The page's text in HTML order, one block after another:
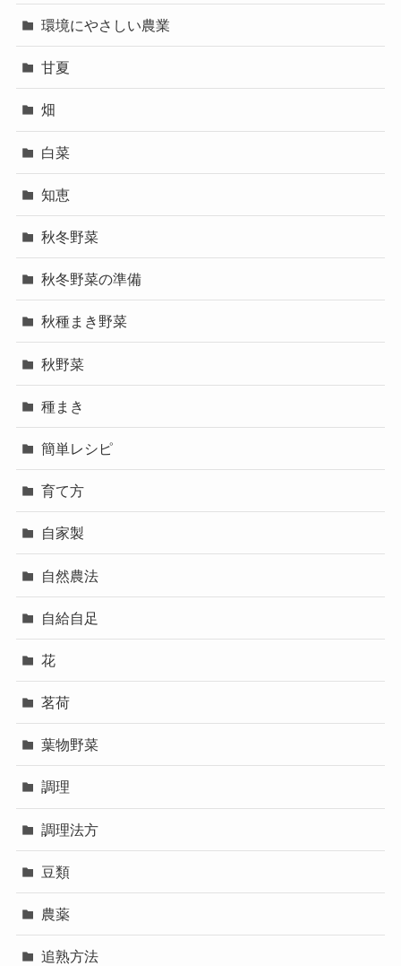
環境にやさしい農業
甘夏
畑
白菜
知恵
秋冬野菜
秋冬野菜の準備
秋種まき野菜
秋野菜
種まき
簡単レシピ
育て方
自家製
自然農法
自給自足
花
茗荷
葉物野菜
調理
調理法方
豆類
農薬
追熟方法